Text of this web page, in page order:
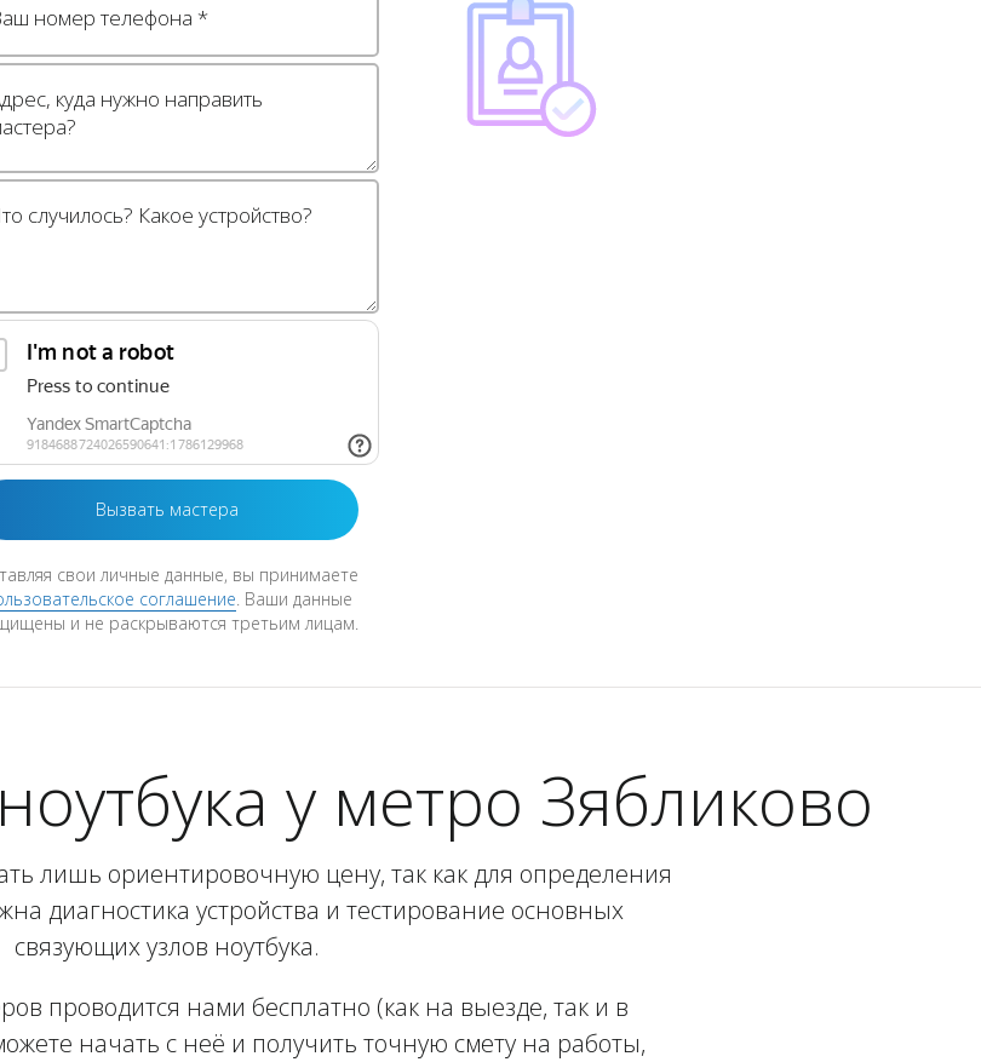
свои личные данные, вы принимаете
соглашение. Ваши данные
и не раскрываются третьим лицам.
у метро Зябликово
лишь ориентировочную цену, так как для определения
диагностика устройства и тестирование основных
связующих узлов ноутбука.
проводится нами бесплатно (как на выезде, так и в
начать с неё и получить точную смету на работы,